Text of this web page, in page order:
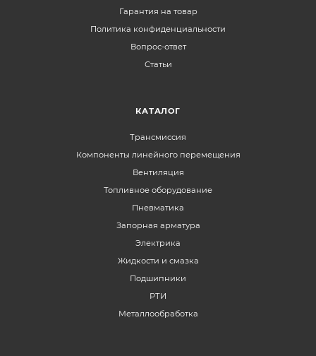
Гарантия на товар
Политика конфиденциальности
Вопрос-ответ
Статьи
КАТАЛОГ
Трансмиссия
Компоненты линейного перемещения
Вентиляция
Топливное оборудование
Пневматика
Запорная арматура
Электрика
Жидкости и смазка
Подшипники
РТИ
Металлообработка